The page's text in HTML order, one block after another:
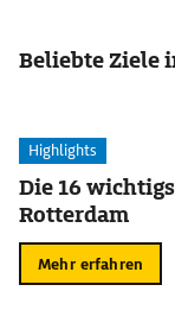
Beliebte Ziele
Highlights
Die 16
Rotterdam
Mehr erfahren